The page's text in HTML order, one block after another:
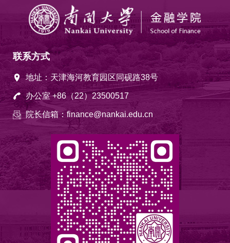
联系方式
地址：天津海河教育园区同砚路38号
办公室 +86（22）23500517
院长信箱：finance@nankai.edu.cn